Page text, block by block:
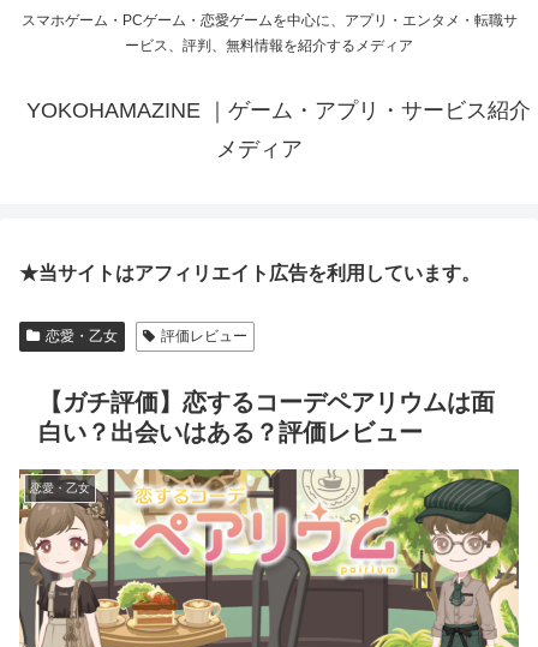
スマホゲーム・PCゲーム・恋愛ゲームを中心に、アプリ・エンタメ・転職サ
ービス、評判、無料情報を紹介するメディア
YOKOHAMAZINE ｜ゲーム・アプリ・サービス紹介
メディア
★当サイトはアフィリエイト広告を利用しています。
恋愛・乙女 評価レビュー
【ガチ評価】恋するコーデペアリウムは面
白い？出会いはある？評価レビュー
恋愛・乙女